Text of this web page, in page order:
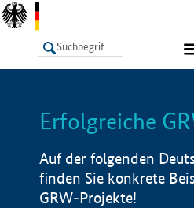
LISTE
Erfolgreiche
Auf der folgenden
finden Sie konkrete
GRW-Projekte!